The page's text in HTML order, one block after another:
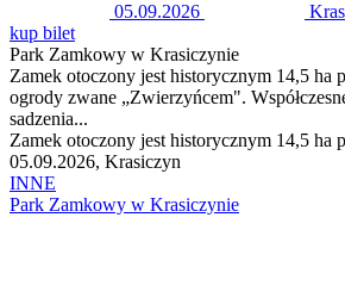
05.09.2026
kup bilet
Park Zamkowy w Krasiczynie
Zamek otoczony jest historycznym 14,5 ha
ogrody zwane „Zwierzyńcem".
sadzenia...
Zamek otoczony jest historycznym 14,5 ha
05.09.2026, Krasiczyn
INNE
Park Zamkowy w Krasiczynie